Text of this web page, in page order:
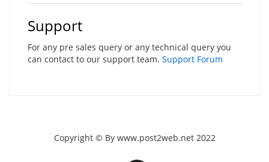
Support
For any pre sales query or any technical query you
can contact to our support team. Support Forum
Copyright © By www.post2web.net 2022